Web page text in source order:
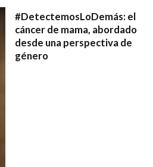
#DetectemosLoDemás: el
cáncer de mama, abordado
desde una perspectiva de
género